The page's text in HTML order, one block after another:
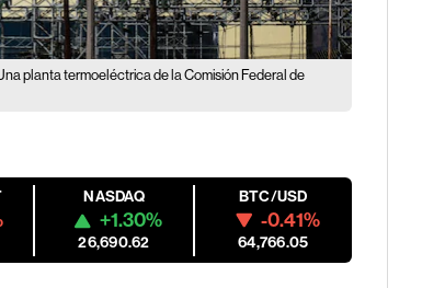
planta termoeléctrica de la Comisión Federal de
NASDAQ
+1.30%
26,690.62
BTC/USD
-0.41%
64,766.05